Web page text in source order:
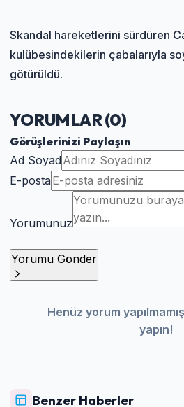
Skandal hareketlerini sürdüren
kulübesindekilerin çabalarıyla
götürüldü.
YORUMLAR (0)
Görüşlerinizi Paylaşın
Ad Soyad
E-posta
Yorumunuz
Yorumu Gönder
Henüz yorum
yapın!
Benzer Haberler